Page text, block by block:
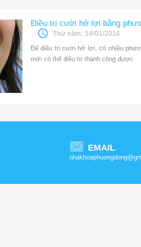
Điều trị cười hở lợi bằng
Thứ năm, 14/01/2016
Để điều trị cười hở lợi, có nhiều
mới có thể điều trị thành công được
EMAIL